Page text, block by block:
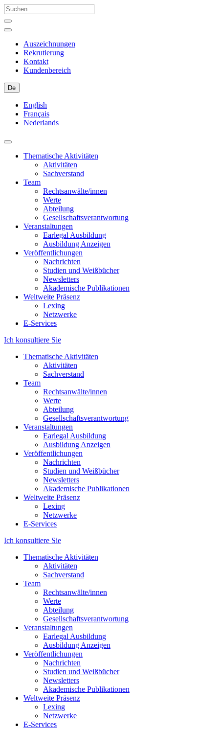
Auszeichnungen
Rekrutierung
Kontakt
Kundenbereich
De
English
Français
Nederlands
Thematische Aktivitäten
Aktivitäten
Sachverstand
Team
Rechtsanwälte/innen
Werte
Abteilung
Gesellschaftsverantwortung
Veranstaltungen
Earlegal Ausbildung
Ausbildung Anzeigen
Veröffentlichungen
Nachrichten
Studien und Weißbücher
Newsletters
Akademische Publikationen
Weltweite Präsenz
Lexing
Netzwerke
E-Services
Ich konsultiere Sie
Thematische Aktivitäten
Aktivitäten
Sachverstand
Team
Rechtsanwälte/innen
Werte
Abteilung
Gesellschaftsverantwortung
Veranstaltungen
Earlegal Ausbildung
Ausbildung Anzeigen
Veröffentlichungen
Nachrichten
Studien und Weißbücher
Newsletters
Akademische Publikationen
Weltweite Präsenz
Lexing
Netzwerke
E-Services
Ich konsultiere Sie
Thematische Aktivitäten
Aktivitäten
Sachverstand
Team
Rechtsanwälte/innen
Werte
Abteilung
Gesellschaftsverantwortung
Veranstaltungen
Earlegal Ausbildung
Ausbildung Anzeigen
Veröffentlichungen
Nachrichten
Studien und Weißbücher
Newsletters
Akademische Publikationen
Weltweite Präsenz
Lexing
Netzwerke
E-Services